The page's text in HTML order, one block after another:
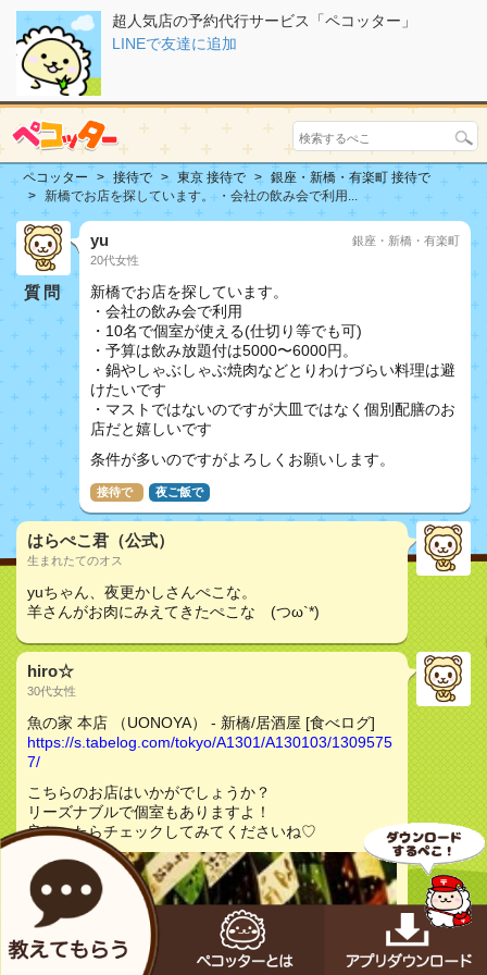
超人気店の予約代行サービス「ペコッター」
LINEで友達に追加
ペコッター 接待で 東京 接待で
銀座・新橋・有楽町 接待で
新橋でお店を探しています。 ・会社の飲み会で利用...
質問
yu
20代女性
銀座・新橋・有楽町
新橋でお店を探しています。
・会社の飲み会で利用
・10名で個室が使える(仕切り等でも可)
・予算は飲み放題付は5000〜6000円。
・鍋やしゃぶしゃぶ焼肉などとりわけづらい料理は避
けたいです
・マストではないのですが大皿ではなく個別配膳のお
店だと嬉しいです
条件が多いのですがよろしくお願いします。
接待で 夜ご飯で
はらぺこ君（公式）
生まれたてのオス
yuちゃん、夜更かしさんぺこな。
羊さんがお肉にみえてきたぺこな (つω`*)
hiro☆
30代女性
魚の家 本店 （UONOYA） - 新橋/居酒屋 [食べログ]
https://s.tabelog.com/tokyo/A1301/A130103/1309575
7/
こちらのお店はいかがでしょうか？
リーズナブルで個室もありますよ！
良かったらチェックしてみてくださいね♡